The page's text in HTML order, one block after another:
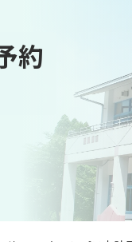
約